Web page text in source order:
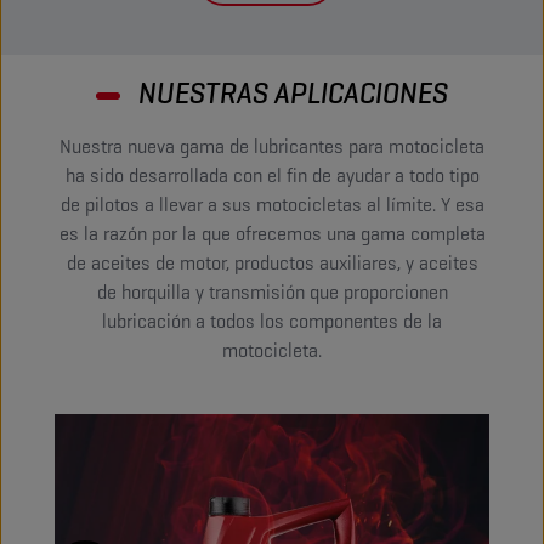
NUESTRAS APLICACIONES
Nuestra nueva gama de lubricantes para motocicleta
ha sido desarrollada con el fin de ayudar a todo tipo
de pilotos a llevar a sus motocicletas al límite. Y esa
es la razón por la que ofrecemos una gama completa
de aceites de motor, productos auxiliares, y aceites
de horquilla y transmisión que proporcionen
lubricación a todos los componentes de la
motocicleta.